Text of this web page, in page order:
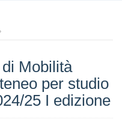
Mobilità
per studio
25 I edizione